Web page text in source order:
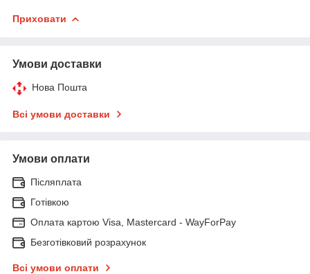
Приховати
Умови доставки
Нова Пошта
Всі умови доставки
Умови оплати
Післяплата
Готівкою
Оплата картою Visa, Mastercard - WayForPay
Безготівковий розрахунок
Всі умови оплати